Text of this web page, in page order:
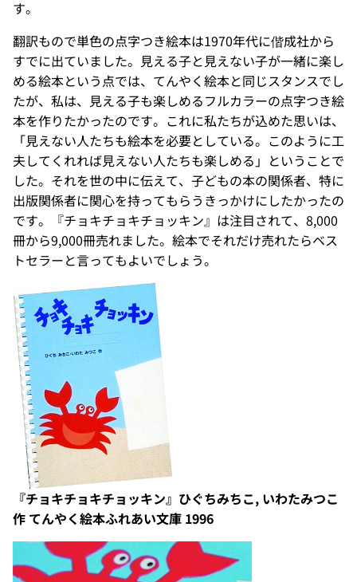
す。
翻訳もので単色の点字つき絵本は1970年代に偕成社から
すでに出ていました。見える子と見えない子が一緒に楽し
める絵本という点では、てんやく絵本と同じスタンスでし
たが、私は、見える子も楽しめるフルカラーの点字つき絵
本を作りたかったのです。これに私たちが込めた思いは、
「見えない人たちも絵本を必要としている。このように工
夫してくれれば見えない人たちも楽しめる」ということで
した。それを世の中に伝えて、子どもの本の関係者、特に
出版関係者に関心を持ってもらうきっかけにしたかったの
です。『チョキチョキチョッキン』は注目されて、8,000
冊から9,000冊売れました。絵本でそれだけ売れたらベス
トセラーと言ってもよいでしょう。
『チョキチョキチョッキン』ひぐちみちこ, いわたみつこ
作 てんやく絵本ふれあい文庫 1996